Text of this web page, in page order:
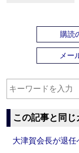
購読
メー
この記事と同
大津賀会長が退